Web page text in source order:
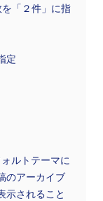
「２件」に指
定
ルトテーマに
のアーカイブ
示されること